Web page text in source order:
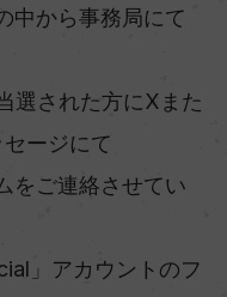
中から事務局にて
選された方にXまた
ージにて
をご連絡させてい
」アカウントのフ